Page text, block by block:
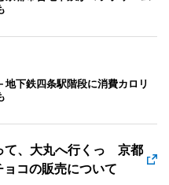
地下鉄四条駅階段に消費カロリ
て、大丸へ行くっ 京都
コの販売について